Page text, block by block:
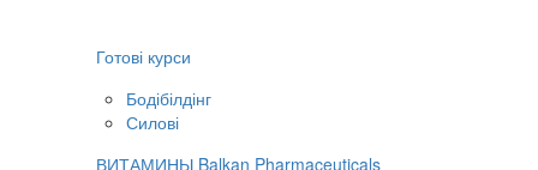
Готові курси
Бодібілдінг
Силові
ВИТАМИНЫ Balkan Pharmaceuticals